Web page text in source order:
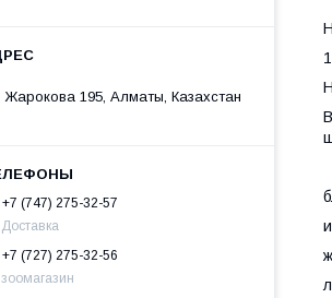
Жарокова 195, Алматы, Казахстан
+7 (747) 275-32-57
Доставка
+7 (727) 275-32-56
зоомагазин